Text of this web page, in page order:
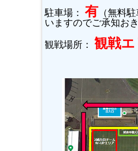
駐車場： 有 （無料
いますのでご承知お
観戦場所： 観戦エ